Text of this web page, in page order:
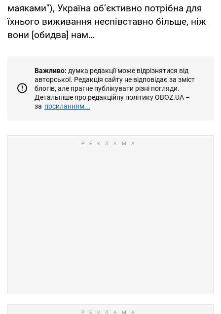
маяками"), Україна об’єктивно потрібна для
їхнього виживання неспівставно більше, ніж
вони [обидва] нам…
Важливо: думка редакції може відрізнятися від
авторської. Редакція сайту не відповідає за зміст
блогів, але прагне публікувати різні погляди.
Детальніше про редакційну політику OBOZ.UA –
за посиланням...